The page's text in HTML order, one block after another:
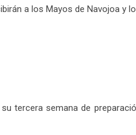
a los Mayos de Navojoa y
tercera semana de